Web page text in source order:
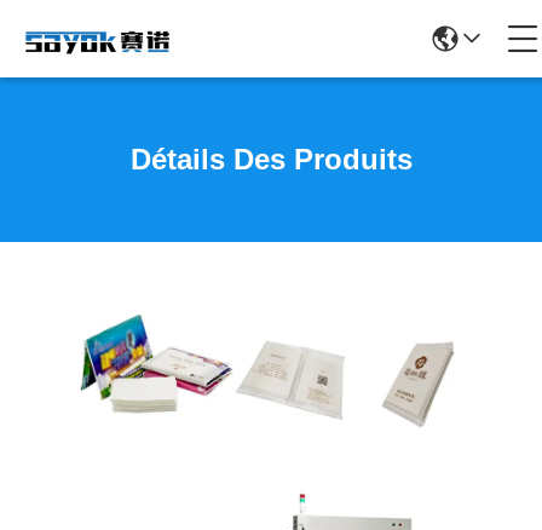
Détails Des Produits